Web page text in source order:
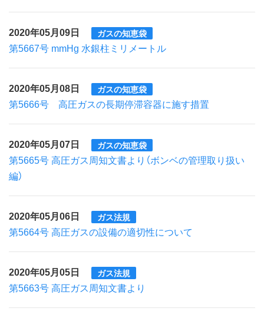
2020年05月09日 ガスの知恵袋
第5667号 mmHg 水銀柱ミリメートル
2020年05月08日 ガスの知恵袋
第5666号 高圧ガスの長期停滞容器に施す措置
2020年05月07日 ガスの知恵袋
第5665号 高圧ガス周知文書より（ボンベの管理取り扱い
編）
2020年05月06日 ガス法規
第5664号 高圧ガスの設備の適切性について
2020年05月05日 ガス法規
第5663号 高圧ガス周知文書より